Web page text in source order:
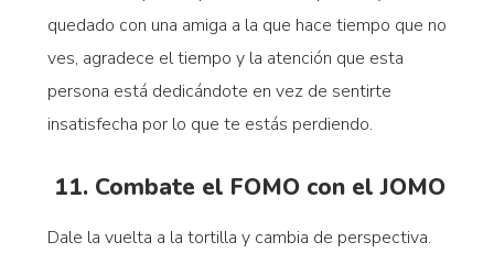
quedado con una amiga a la que hace tiempo que no
ves, agradece el tiempo y la atención que esta
persona está dedicándote en vez de sentirte
insatisfecha por lo que te estás perdiendo.
11. Combate el FOMO con el JOMO
Dale la vuelta a la tortilla y cambia de perspectiva.